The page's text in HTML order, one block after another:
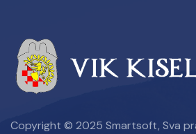
Copyright © 2025 Smartsoft, Sva